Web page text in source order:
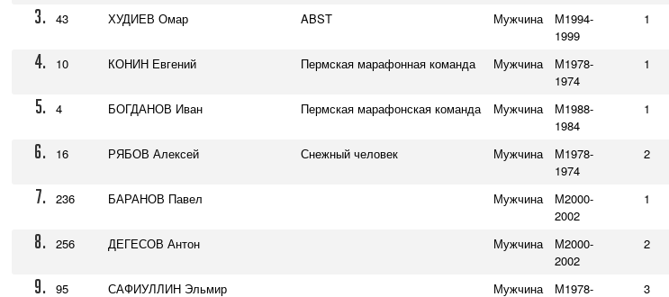
3. 43 ХУДИЕВ Омар ABST Мужчина
М1994-
1999
1
4. 10 КОНИН Евгений Пермская марафонная команда Мужчина
М1978-
1974
1
5. 4 БОГДАНОВ Иван Пермская марафонская команда Мужчина
М1988-
1984
1
6. 16 РЯБОВ Алексей Снежный человек Мужчина
М1978-
1974
2
7. 236 БАРАНОВ Павел Мужчина
М2000-
2002
1
8. 256 ДЕГЕСОВ Антон Мужчина
М2000-
2002
2
9. 95 САФИУЛЛИН Эльмир Мужчина М1978- 3